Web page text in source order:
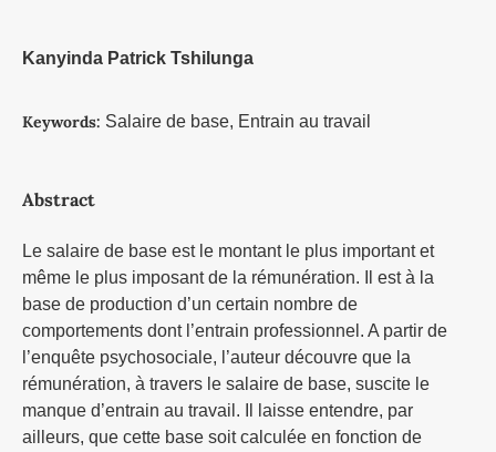
Kanyinda Patrick Tshilunga
Keywords: Salaire de base, Entrain au travail
Abstract
Le salaire de base est le montant le plus important et
même le plus imposant de la rémunération. Il est à la
base de production d’un certain nombre de
comportements dont l’entrain professionnel. A partir de
l’enquête psychosociale, l’auteur découvre que la
rémunération, à travers le salaire de base, suscite le
manque d’entrain au travail. Il laisse entendre, par
ailleurs, que cette base soit calculée en fonction de